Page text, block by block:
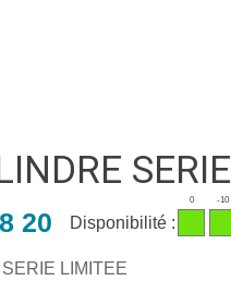
20 Disponibilité :
0 -10
LIMITEE